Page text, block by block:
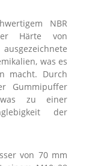
NBR
Härte von
was es
macht. Durch
Gummipuffer
zu einer
der
von 70 mm